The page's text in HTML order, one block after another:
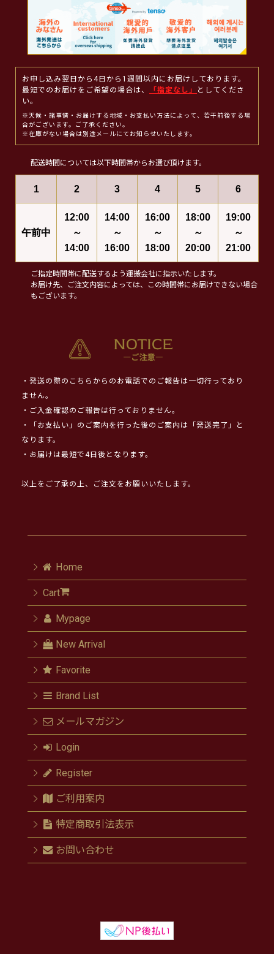
お申し込み翌日から4日から1週間以内にお届けしております。
最短でのお届けをご希望の場合は、
「指定なし」
としてくださ
い。
※天候・諸事情・お届けする地域・お支払い方法によって、若干前後する場
合がございます。ご了承ください。
※在庫がない場合は別途メールにてお知らせいたします。
配送時間については以下時間帯からお選び頂けます。
1 2 3 4 5 6
午前中
12:00
～
14:00
14:00
～
16:00
16:00
～
18:00
18:00
～
20:00
19:00
～
21:00
ご指定時間帯に配送するよう運搬会社に指示いたします。
お届け先、ご注文内容によっては、この時間帯にお届けできない場合
もございます。
・発送の際のこちらからのお電話でのご報告は一切行っており
ません。
・ご入金確認のご報告は行っておりません。
・「お支払い」のご案内を行った後のご案内は「発送完了」と
なります。
・お届けは最短で4日後となります。
以上をご了承の上、ご注文をお願いいたします。
Home
Cart
Mypage
New Arrival
Favorite
Brand List
メールマガジン
Login
Register
ご利用案内
特定商取引法表示
お問い合わせ